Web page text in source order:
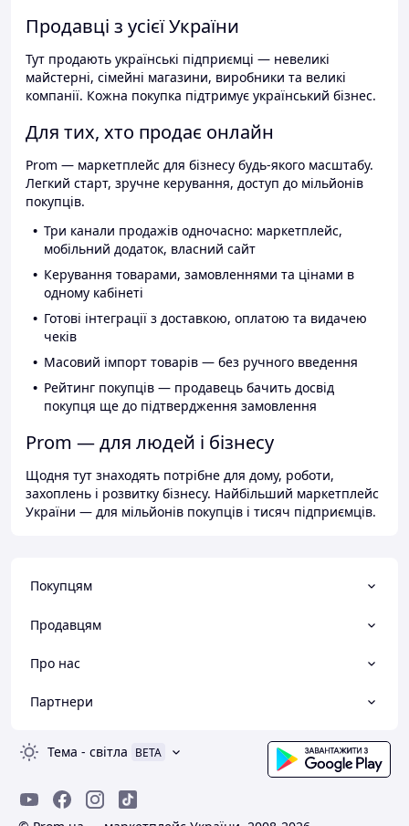
Продавці з усієї України
Тут продають українські підприємці — невеликі
майстерні, сімейні магазини, виробники та великі
компанії. Кожна покупка підтримує український бізнес.
Для тих, хто продає онлайн
Prom — маркетплейс для бізнесу будь-якого масштабу.
Легкий старт, зручне керування, доступ до мільйонів
покупців.
Три канали продажів одночасно: маркетплейс,
мобільний додаток, власний сайт
Керування товарами, замовленнями та цінами в
одному кабінеті
Готові інтеграції з доставкою, оплатою та видачею
чеків
Масовий імпорт товарів — без ручного введення
Рейтинг покупців — продавець бачить досвід
покупця ще до підтвердження замовлення
Prom — для людей і бізнесу
Щодня тут знаходять потрібне для дому, роботи,
захоплень і розвитку бізнесу. Найбільший маркетплейс
України — для мільйонів покупців і тисяч підприємців.
Покупцям
Продавцям
Про нас
Партнери
Тема - світла BETA